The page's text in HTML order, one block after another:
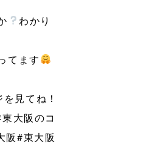
わかり
てます
見てね！
大阪のコ
阪#東大阪